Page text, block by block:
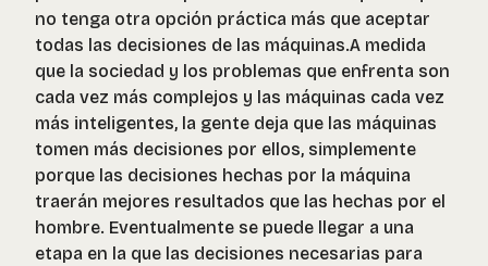
no tenga otra opción práctica más que aceptar
todas las decisiones de las máquinas.A medida
que la sociedad y los problemas que enfrenta son
cada vez más complejos y las máquinas cada vez
más inteligentes, la gente deja que las máquinas
tomen más decisiones por ellos, simplemente
porque las decisiones hechas por la máquina
traerán mejores resultados que las hechas por el
hombre. Eventualmente se puede llegar a una
etapa en la que las decisiones necesarias para